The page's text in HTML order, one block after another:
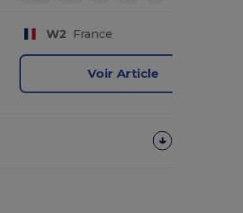
W2 France
Voir Article